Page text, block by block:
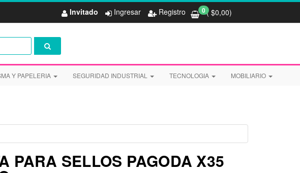
Invitado Ingresar Registro 0( $0,00)
Y PAPELERIA SEGURIDAD INDUSTRIAL TECNOLOGIA MOBILIARIO
PARA SELLOS PAGODA X35